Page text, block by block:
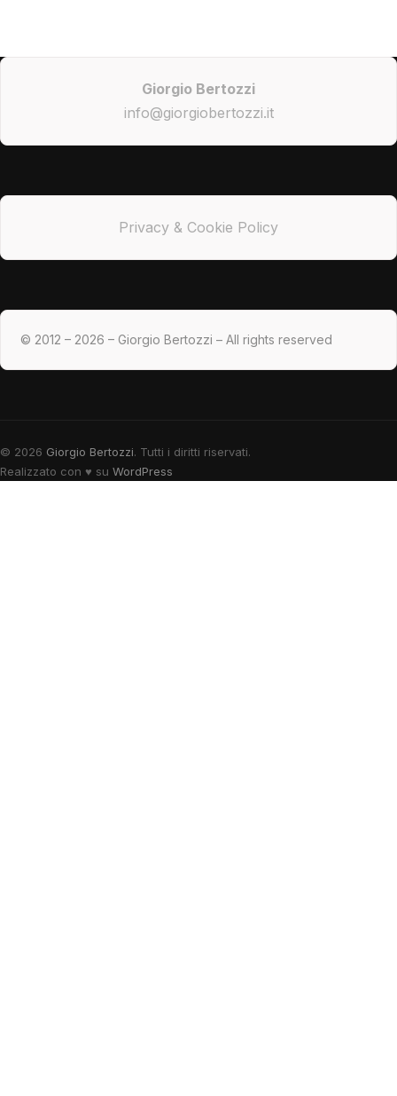
Giorgio Bertozzi
info@giorgiobertozzi.it
Privacy & Cookie Policy
© 2012 – 2026 – Giorgio Bertozzi – All rights reserved
© 2026 Giorgio Bertozzi. Tutti i diritti riservati.
Realizzato con ♥ su WordPress